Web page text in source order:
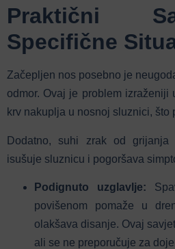
Praktični
Specifične
Začepljen nos posebno je
odmor. Ovaj je problem izraženiji
krv nakuplja u nosnoj sluznici, što
Dodatno, suhi zrak od grijanja
isušuje sluznicu i pogoršava
Podignuto uzglavlje:
povišenom pomaže u
olakšava disanje. Ovaj
ali se ne preporučuje za